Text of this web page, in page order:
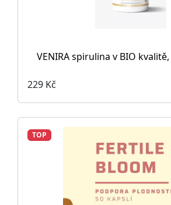
VENIRA spirulina v BIO
229 Kč
TOP